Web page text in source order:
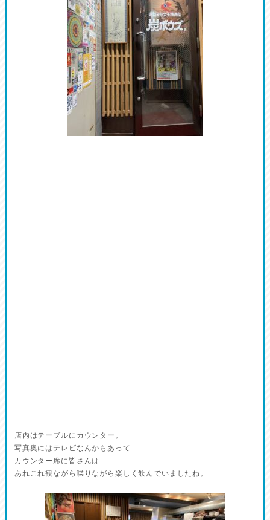
店内はテーブルにカウンター。
写真奥にはテレビなんかもあって
カウンター席に皆さんは
あれこれ観ながら喋りながら楽しく飲んでいましたね。